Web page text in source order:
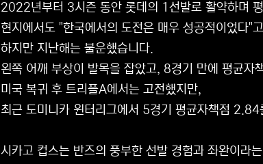
2022년부터 3시즌 동안 롯데의 1선발로 활약하며
현지에서도 "한국에서의 도전은 매우 성공적이었다"
하지만 지난해는 불운했습니다.
왼쪽 어깨 부상이 발목을 잡았고, 8경기 만에 평균
미국 복귀 후 트리플A에서는 고전했지만,
최근 도미니카 윈터리그에서 5경기 평균자책점
시카고 컵스는 반즈의 풍부한 선발 경험과 좌완이라